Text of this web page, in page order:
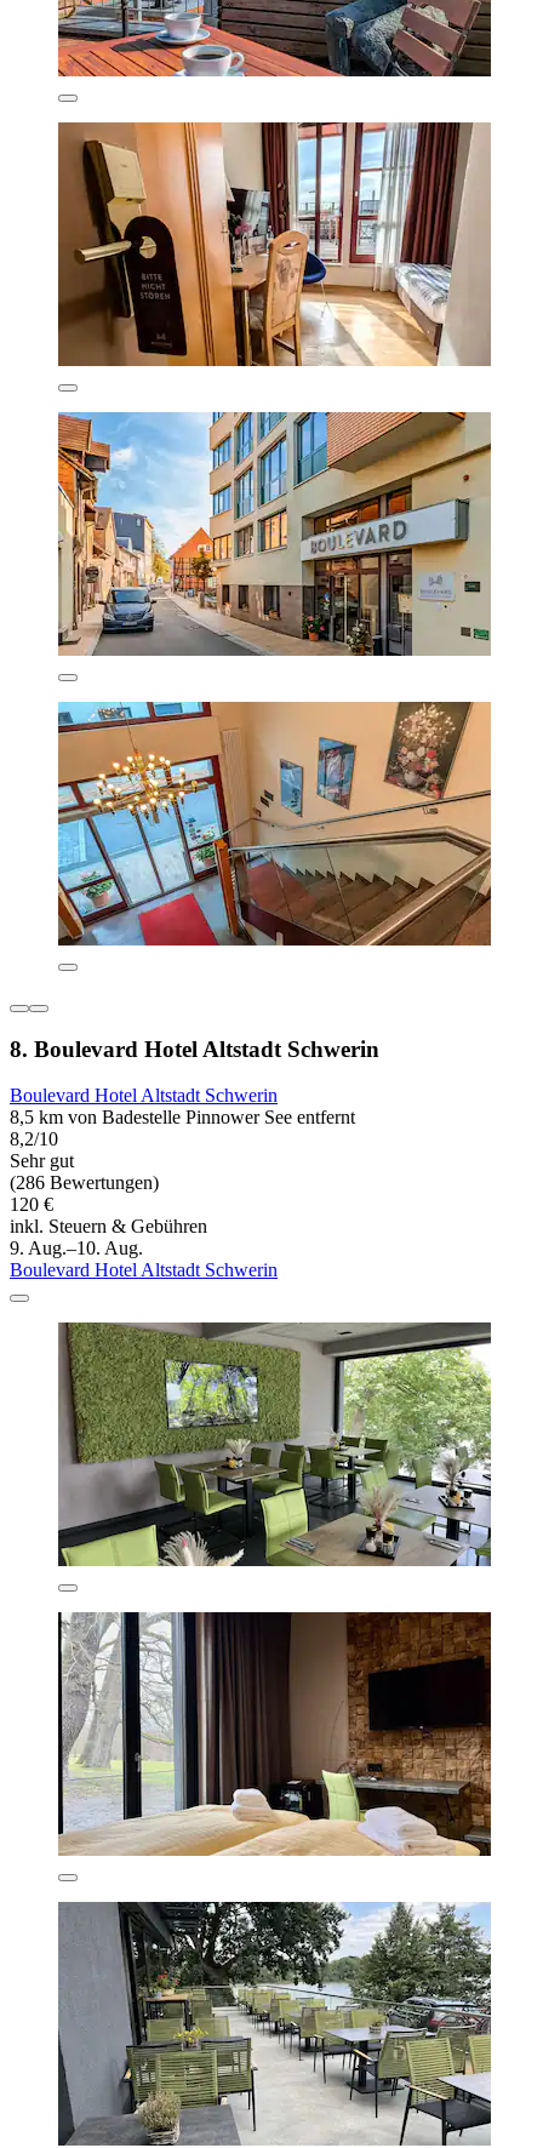
8. Boulevard Hotel Altstadt Schwerin
Boulevard Hotel Altstadt Schwerin
8,5 km von Badestelle Pinnower See entfernt
8,2/10
Sehr gut
(286 Bewertungen)
120 €
inkl. Steuern & Gebühren
9. Aug.–10. Aug.
Boulevard Hotel Altstadt Schwerin